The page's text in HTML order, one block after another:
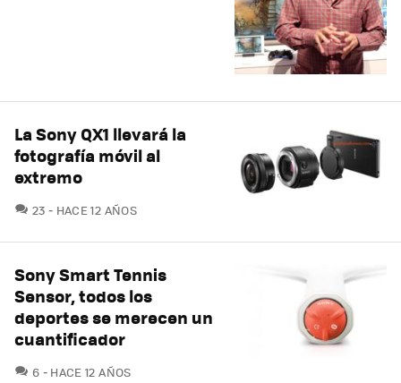
La Sony QX1 llevará la
fotografía móvil al
extremo
23 COMENTARIOS
HACE 12 AÑOS
Sony Smart Tennis
Sensor, todos los
deportes se merecen un
cuantificador
6 COMENTARIOS
HACE 12 AÑOS